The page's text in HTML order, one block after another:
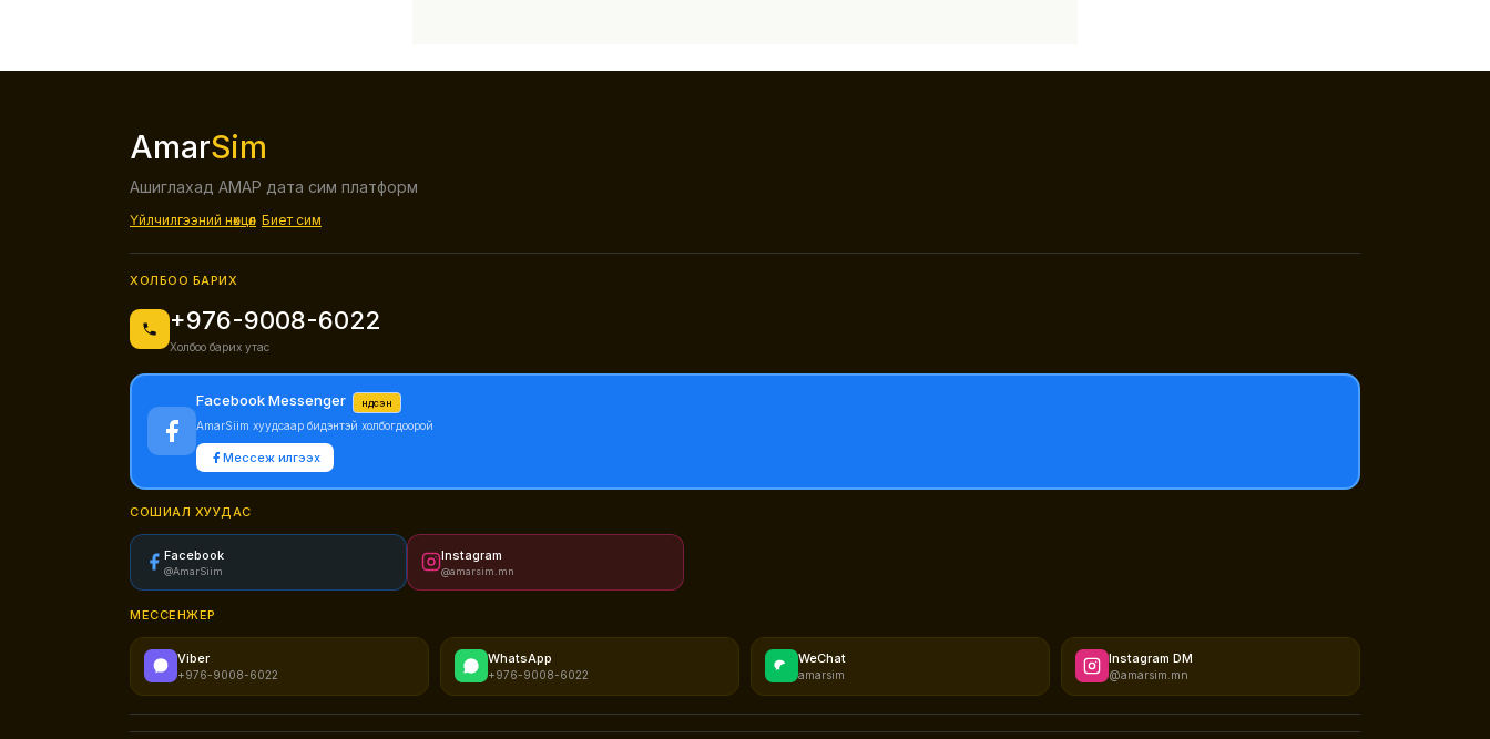
AmarSim
Ашиглахад АМАР дата сим платформ
Үйлчилгээний нөхцөл Биет сим
ХОЛБОО БАРИХ
+976-9008-6022
Холбоо барих утас
Facebook Messenger Үндсэн
AmarSiim хуудсаар бидэнтэй холбогдоорой
Мессеж илгээх
СОШИАЛ ХУУДАС
Facebook
@AmarSiim
Instagram
@amarsim.mn
МЕССЕНЖЕР
Viber
+976-9008-6022
WhatsApp
+976-9008-6022
WeChat
amarsim
Instagram DM
@amarsim.mn